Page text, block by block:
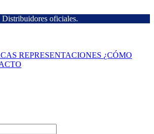
Distribuidores oficiales.
REPRESENTACIONES ¿CÓMO